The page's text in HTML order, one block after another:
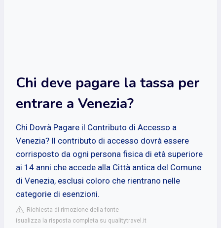
Chi deve pagare la tassa per
entrare a Venezia?
Chi Dovrà Pagare il Contributo di Accesso a
Venezia? Il contributo di accesso dovrà essere
corrisposto da ogni persona fisica di età superiore
ai 14 anni che accede alla Città antica del Comune
di Venezia, esclusi coloro che rientrano nelle
categorie di esenzioni.
Richiesta di rimozione della fonte
isualizza la risposta completa su qualitytravel.it